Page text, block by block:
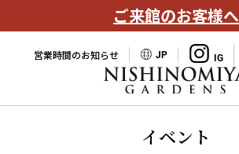
ご来館のお客様へ
営業時間のお知らせ JP
イベント